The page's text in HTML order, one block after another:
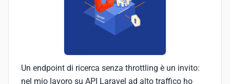
Un endpoint di ricerca senza throttling è un invito:
nel mio lavoro su API Laravel ad alto traffico ho